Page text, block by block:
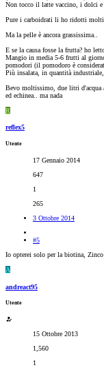
Non tocco il latte vaccino, i dolci
Pure i carboidrati li ho ridotti
Ma la pelle è ancora grassissima..
E se la causa fosse la frutta? ho
Mangio in media 5-6 frutti al
pomodori (il pomodoro è
Più insalata, in quantità industriale,
Bevo moltissimo, due litri d'acqua
ed echinea.. ma nada
R
reflex5
Utente
17 Gennaio 2014
647
1
265
3 Ottobre 2014
#5
Io opterei solo per la biotina,
A
andreact95
Utente
15 Ottobre 2013
1,560
1